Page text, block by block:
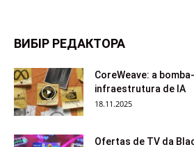
ВИБІР РЕДАКТОРА
CoreWeave: a
infraestrutura de IA
18.11.2025
Ofertas de TV da